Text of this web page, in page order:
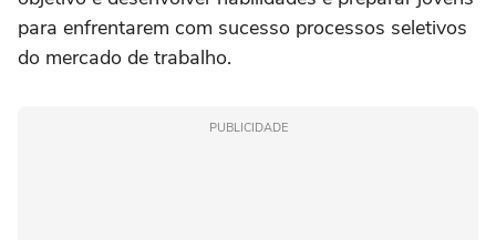
para enfrentarem com sucesso processos seletivos
do mercado de trabalho.
PUBLICIDADE